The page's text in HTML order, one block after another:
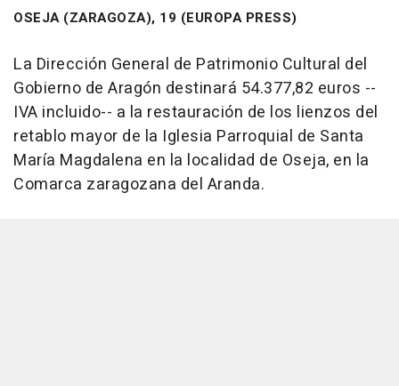
OSEJA (ZARAGOZA), 19 (EUROPA PRESS)
La Dirección General de Patrimonio Cultural del
Gobierno de Aragón destinará 54.377,82 euros --
IVA incluido-- a la restauración de los lienzos del
retablo mayor de la Iglesia Parroquial de Santa
María Magdalena en la localidad de Oseja, en la
Comarca zaragozana del Aranda.